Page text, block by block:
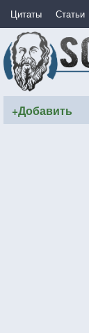
Цитаты Статьи
+Добавить